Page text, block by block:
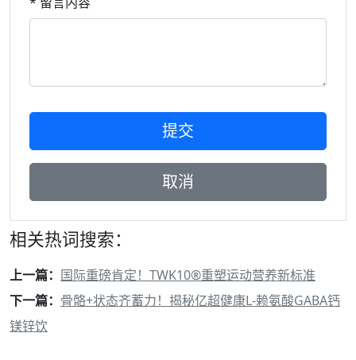
相关热词搜索：
上一篇： 国际重磅肯定！TWK10®重塑运动营养新标准
下一篇： 骨骼+状态齐蓄力！揭秘亿超健康L-赖氨酸GABA钙
镁锌饮